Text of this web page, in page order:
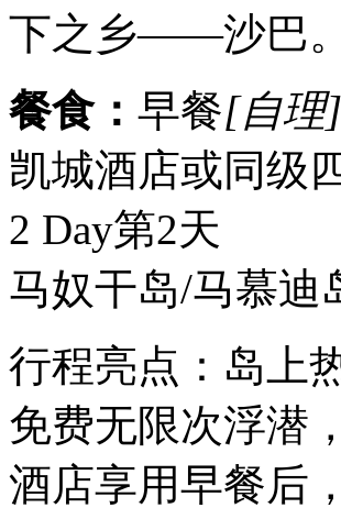
下之乡——沙巴
餐食： 早餐[自理]
凯城酒店或同级
2 Day第2天
马奴干岛/马慕
行程亮点：岛上
免费无限次浮潜
酒店享用早餐后